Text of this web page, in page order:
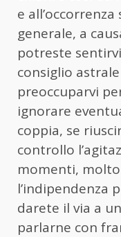
e
generale, a
potreste
consiglio
preoccuparvi
ignorare
coppia, se
controllo
momenti, molto
l’indipendenza
darete il via a
parlarne con